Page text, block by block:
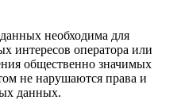
необходима для
интересов оператора или
общественно значимых
не нарушаются права и
данных.